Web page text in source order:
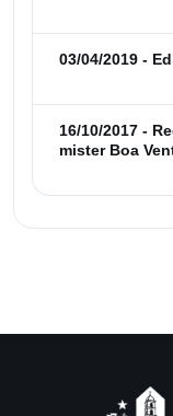
03/04/2019 -
16/10/2017 -
mister Boa